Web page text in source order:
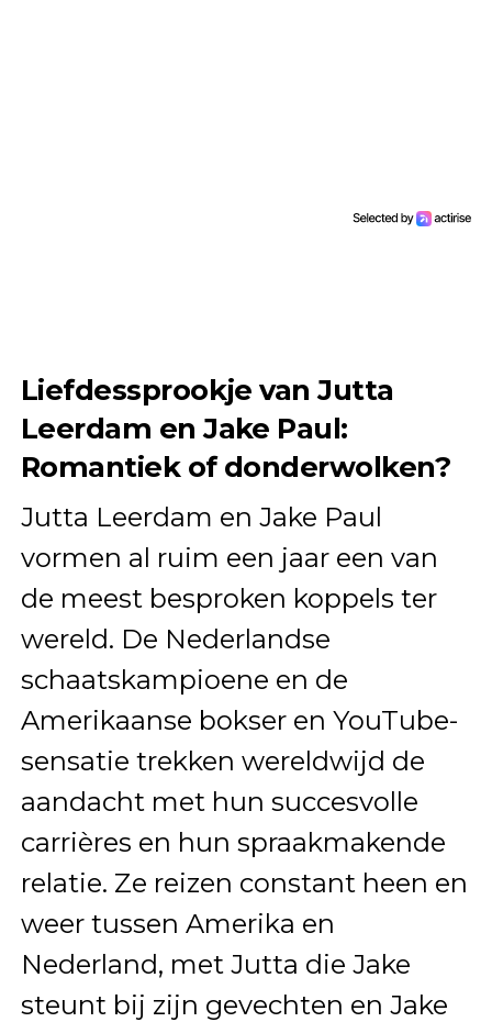
Liefdessprookje van Jutta
Leerdam en Jake Paul:
Romantiek of donderwolken?
Jutta Leerdam en Jake Paul
vormen al ruim een jaar een van
de meest besproken koppels ter
wereld. De Nederlandse
schaatskampioene en de
Amerikaanse bokser en YouTube-
sensatie trekken wereldwijd de
aandacht met hun succesvolle
carrières en hun spraakmakende
relatie. Ze reizen constant heen en
weer tussen Amerika en
Nederland, met Jutta die Jake
steunt bij zijn gevechten en Jake